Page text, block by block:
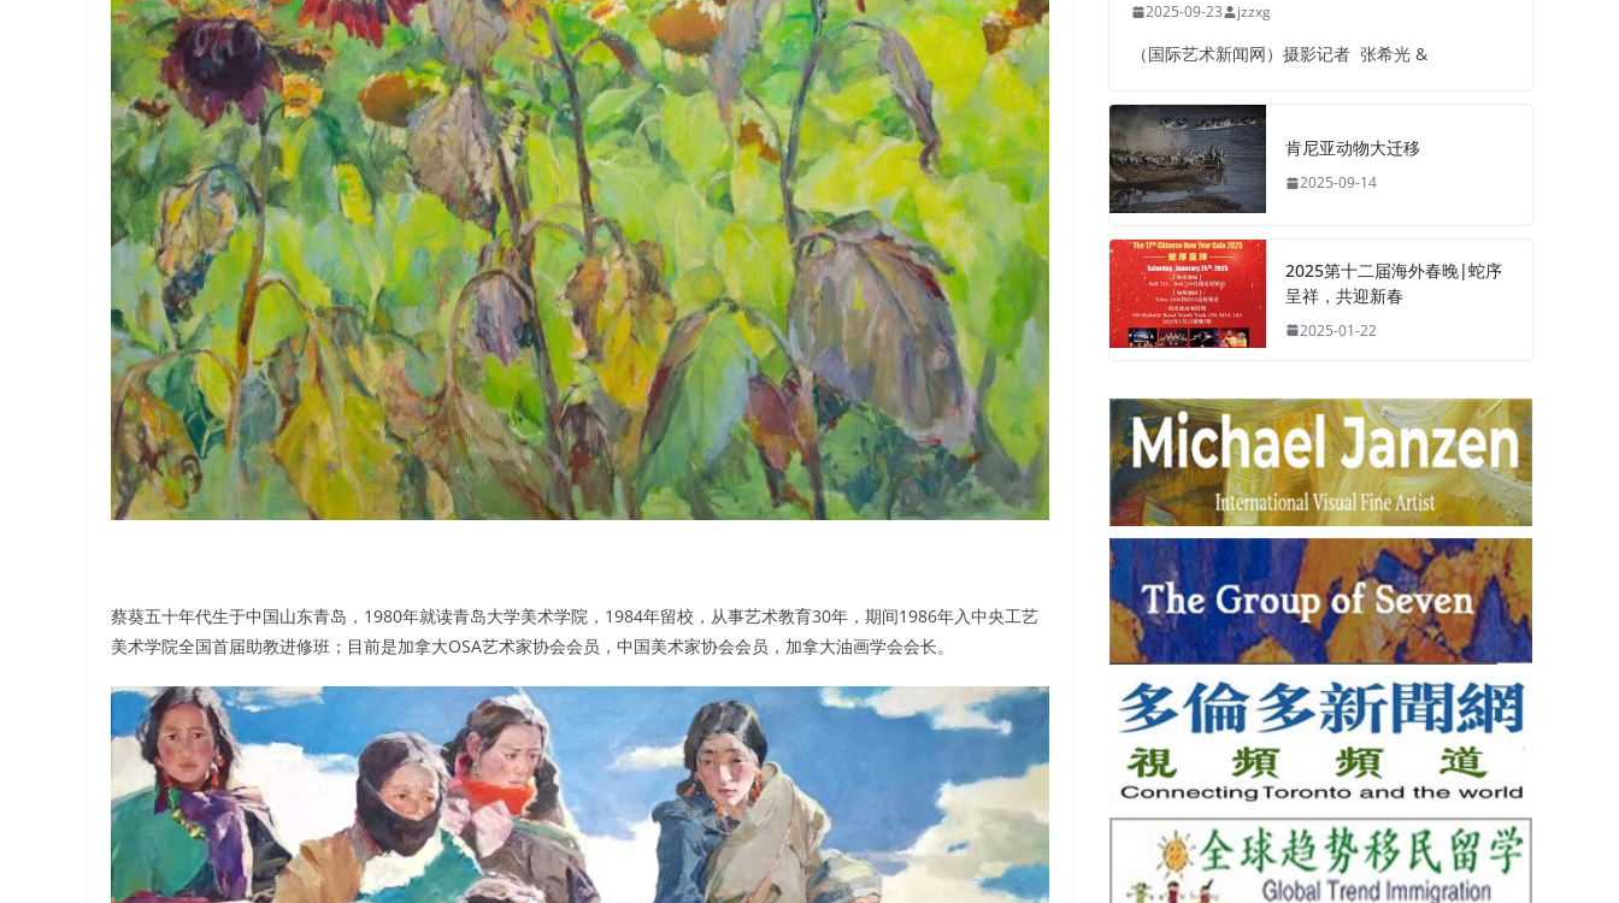
蔡葵五十年代生于中国山东青岛，1980年就读青岛大学美术学院，1984年留校，从事艺术教育30年，期间1986年入中央工艺
美术学院全国首届助教进修班；目前是加拿大OSA艺术家协会会员，中国美术家协会会员，加拿大油画学会会长。
2025-09-23 jzzxg
（国际艺术新闻网）摄影记者 张希光 &
肯尼亚动物大迁移
2025-09-14
2025第十二届海外春晚|蛇序
呈祥，共迎新春
2025-01-22